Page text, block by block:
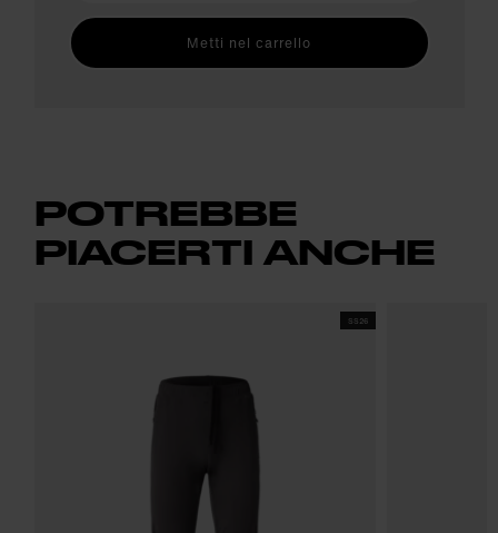
Metti nel carrello
POTREBBE
PIACERTI ANCHE
SS26